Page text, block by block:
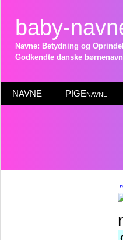
baby-
Navne: Betydning og
Godkendte danske
NAVNE PIGEnavne